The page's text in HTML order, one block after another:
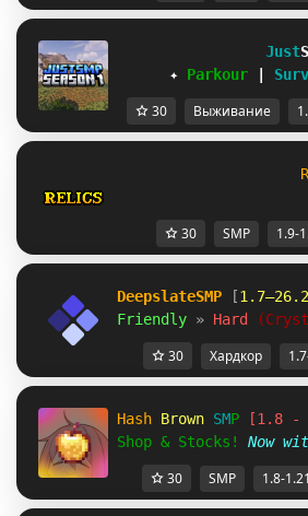
Just
✦ Parkour
30 Выживание
R
30 SMP 1.9-
DeepslateSMP [1.7–26.2
Friendly » Hard
30 Хардкор
Hash Brown SMP
[1.8 -
Shop & Stocks!
Now
30 SMP 1.8-